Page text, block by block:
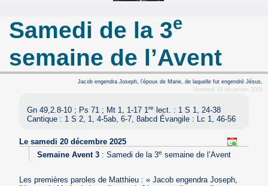
Samedi de la 3e
semaine de l’Avent
Jacob engendra Joseph, l’époux de Marie, de laquelle fut engendré Jésus,
Vendredi 19 décembre 2025
Gn 49,2.8-10 ; Ps 71 ; Mt 1, 1-17 1re lect. : 1 S 1, 24-38
Cantique : 1 S 2, 1, 4-5ab, 6-7, 8abcd Évangile : Lc 1, 46-56
Le samedi 20 décembre 2025
Semaine Avent 3: Samedi de la 3e semaine de l’Avent
Les premières paroles de Matthieu : « Jacob engendra Joseph,